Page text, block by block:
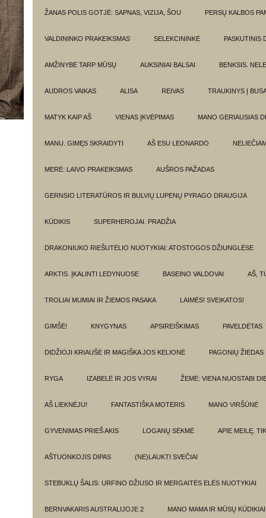
ŽANAS POLIS GOTJĖ: SAPNAS, VIZIJA, ŠOU PERSŲ KALBOS
VALDININKO PRAKEIKSMAS SELEKCININKĖ PASKUTINIS
AMŽINYBĖ TARP MŪSŲ AUKSINIAI BALSAI BENKSIS.
AUDROS VAIKAS ALISA REIVAS TRAUKINYS Į
MATYK KAIP AŠ VIENAS ĮKVĖPIMAS MANO GERIAUSIAS
MANU. GIMĘS SKRAIDYTI AŠ ESU LEONARDO
MERĖ: LAIVO PRAKEIKSMAS AUŠROS PAŽADAS
GERNSIO LITERATŪROS IR BULVIŲ LUPENŲ PYRAGO DRAUGIJA
KŪDIKIS SUPERHEROJAI. PRADŽIA
DRAKONIUKO RIEŠUTĖLIO NUOTYKIAI: ATOSTOGOS DŽIUNGLĖSE
ARKTIS. ĮKALINTI LEDYNUOSE BASEINO VALDOVAI AŠ,
TROLIAI MUMIAI IR ŽIEMOS PASAKA LAIMĖS! SVEIKATOS!
GIMŠĖ! KNYGYNAS APSIREIŠKIMAS PAVELDĖTAS
DIDŽIOJI KRIAUŠĖ IR MAGIŠKA JOS KELIONĖ PAGONIŲ ŽIEDAS
RYGA IZABELĖ IR JOS VYRAI ŽEMĖ: VIENA NUOSTABI
AŠ LIEKNĖJU! FANTASTIŠKA MOTERIS MANO VIRŠŪNĖ
GYVENIMAS PRIEŠ AKIS LOGANŲ SĖKMĖ APIE MEILĘ.
AŠTUONKOJIS DIPAS (NE)LAUKTI SVEČIAI
STEBUKLŲ ŠALIS: URFINO DŽIUSO IR MERGAITĖS ELĖS NUOTYKIAI
BERNVAKARIS AUSTRALIJOJE 2 MANO MAMA IR MŪSŲ KŪDIKIAI